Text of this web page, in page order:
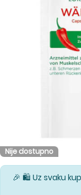
Nije dostupno
🎉 🛍️ Uz svaku